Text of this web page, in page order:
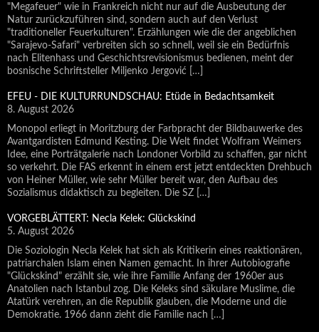
"Megafeuer" wie in Frankreich nicht nur auf die Ausbeutung der
Natur zurückzuführen sind, sondern auch auf den Verlust
"traditioneller Feuerkulturen". Erzählungen wie die der angeblichen
"Sarajevo-Safari" verbreiten sich so schnell, weil sie ein Bedürfnis
nach Elitenhass und Geschichtsrevisionismus bedienen, meint der
bosnische Schriftsteller Miljenko Jergović […]
EFEU - DIE KULTURRUNDSCHAU: Etüde in Bedachtsamkeit
8. August 2026
Monopol erliegt in Moritzburg der Farbpracht der Bildbauwerke des
Avantgardisten Edmund Kesting. Die Welt findet Wolfram Weimers
Idee, eine Porträtgalerie nach Londoner Vorbild zu schaffen, gar nicht
so verkehrt. Die FAS erkennt in einem erst jetzt entdeckten Drehbuch
von Heiner Müller, wie sehr Müller bereit war, den Aufbau des
Sozialismus didaktisch zu begleiten. Die SZ […]
VORGEBLÄTTERT: Necla Kelek: Glückskind
5. August 2026
Die Soziologin Necla Kelek hat sich als Kritikerin eines reaktionären,
patriarchalen Islam einen Namen gemacht. In ihrer Autobiografie
"Glückskind" erzählt sie, wie ihre Familie Anfang der 1960er aus
Anatolien nach Istanbul zog. Die Keleks sind säkulare Muslime, die
Atatürk verehren, an die Republik glauben, die Moderne und die
Demokratie. 1966 dann zieht die Familie nach […]